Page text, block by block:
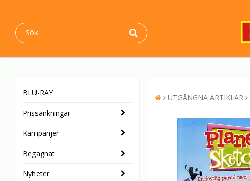
BLU-RAY
Prissänkningar
Kampanjer
Begagnat
Nyheter
UTGÅNGNA ARTIKLAR